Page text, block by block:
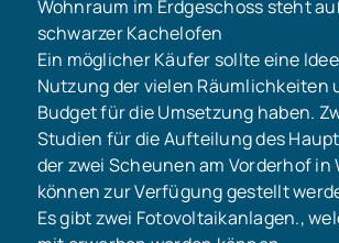
Wohnraum im Erdgeschoss steht
schwarzer Kachelofen
Ein möglicher Käufer sollte eine
Nutzung der vielen Räumlichkeiten
Budget für die Umsetzung haben.
Studien für die Aufteilung des
der zwei Scheunen am Vorderhof in
können zur Verfügung gestellt
Es gibt zwei Fotovoltaikanlagen.,